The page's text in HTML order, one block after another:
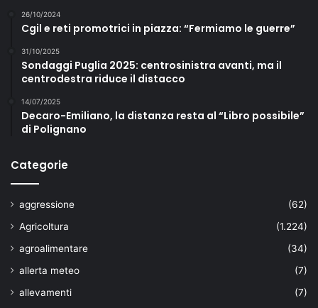
26/10/2024
Cgil e reti promotrici in piazza: “Fermiamo le guerre”
31/10/2025
Sondaggi Puglia 2025: centrosinistra avanti, ma il
centrodestra riduce il distacco
14/07/2025
Decaro-Emiliano, la distanza resta al “Libro possibile”
di Polignano
Categorie
aggressione
(62)
Agricoltura
(1.224)
agroalimentare
(34)
allerta meteo
(7)
allevamenti
(7)